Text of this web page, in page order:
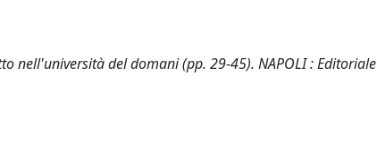
nell'università del domani (pp. 29-45). NAPOLI : Editoriale